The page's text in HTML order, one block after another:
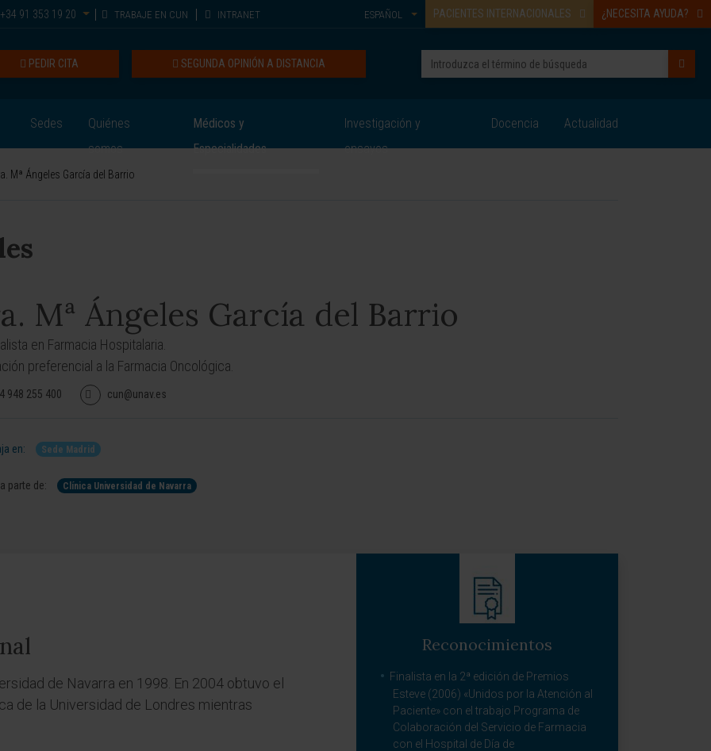
+34 91 353 19 20 TRABAJE EN CUN INTRANET PACIENTES INTERNACIONALES ¿NECESITA AYUDA?
ESPAÑOL
SEGUNDA OPINIÓN A DISTANCIA
PEDIR CITA
Sedes
Quiénes
somos
Médicos y
Especialidades
Investigación y
ensayos
Docencia Actualidad
Mª Ángeles García del Barrio
Mª Ángeles García del Barrio
en Farmacia Hospitalaria.
preferencial a la Farmacia Oncológica.
948 255 400 cun@unav.es
en: Sede Madrid
parte de: Clínica Universidad de Navarra
de Navarra en 1998. En 2004 obtuvo el
de la Universidad de Londres mientras
Reconocimientos
Finalista en la 2ª edición de Premios
Esteve (2006) «Unidos por la Atención al
Paciente» con el trabajo Programa de
Colaboración del Servicio de Farmacia
con el Hospital de Día de